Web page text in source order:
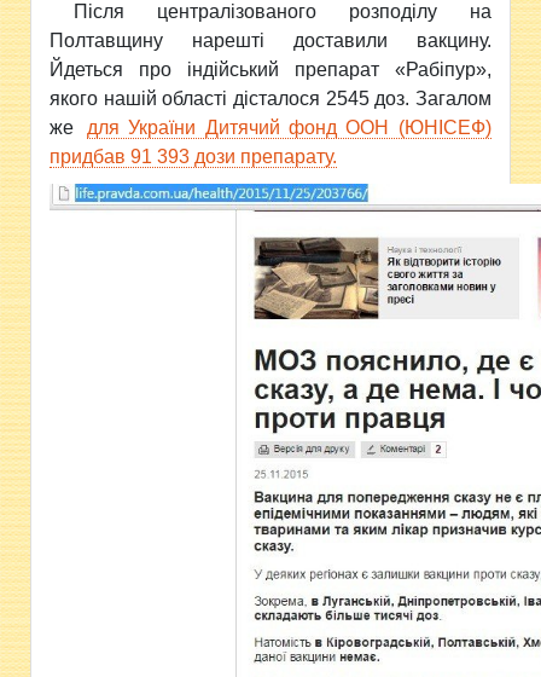
Після централізованого розподілу на
Полтавщину нарешті доставили вакцину.
Йдеться про індійський препарат «Рабіпур»,
якого нашій області дісталося 2545 доз. Загалом
же
для України Дитячий фонд ООН (ЮНІСЕФ)
придбав 91 393 дози препарату.